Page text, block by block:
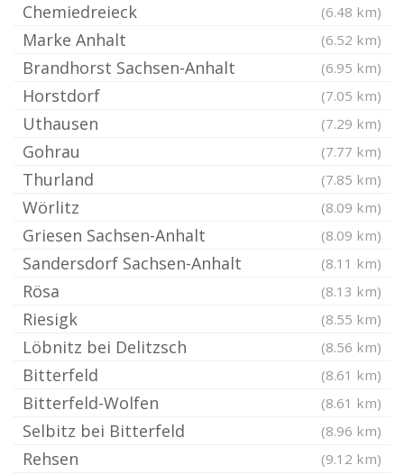
Chemiedreieck (6.48 km)
Marke Anhalt (6.52 km)
Brandhorst Sachsen-Anhalt (6.95 km)
Horstdorf (7.05 km)
Uthausen (7.29 km)
Gohrau (7.77 km)
Thurland (7.85 km)
Wörlitz (8.09 km)
Griesen Sachsen-Anhalt (8.09 km)
Sandersdorf Sachsen-Anhalt (8.11 km)
Rösa (8.13 km)
Riesigk (8.55 km)
Löbnitz bei Delitzsch (8.56 km)
Bitterfeld (8.61 km)
Bitterfeld-Wolfen (8.61 km)
Selbitz bei Bitterfeld (8.96 km)
Rehsen (9.12 km)